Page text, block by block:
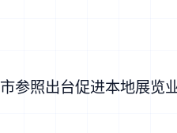
参照出台促进本地展览